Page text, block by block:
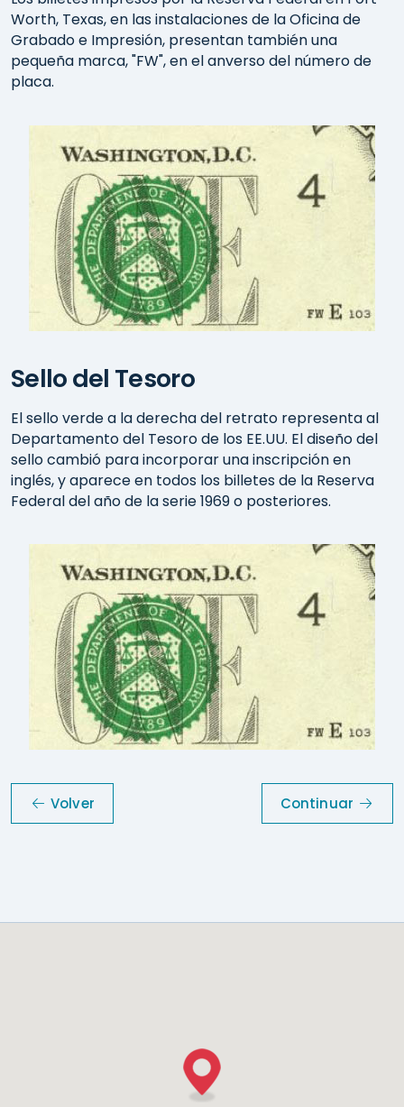
Worth, Texas, en las instalaciones de la Oficina de
Grabado e Impresión, presentan también una
pequeña marca, "FW", en el anverso del número de
placa.
Sello del Tesoro
El sello verde a la derecha del retrato representa al
Departamento del Tesoro de los EE.UU. El diseño del
sello cambió para incorporar una inscripción en
inglés, y aparece en todos los billetes de la Reserva
Federal del año de la serie 1969 o posteriores.
Volver Continuar